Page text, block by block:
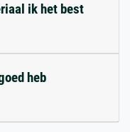
ik het best
heb